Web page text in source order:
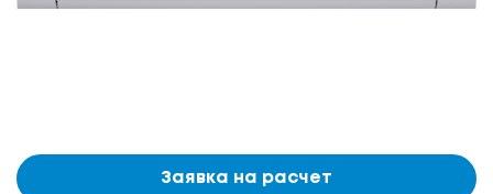
Заявка на расчет